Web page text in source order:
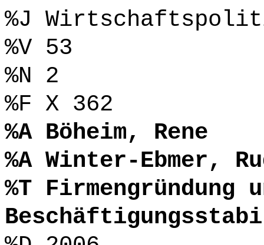
%J
%V 53
%N 2
%F X 362
%A Böheim, Rene
%A Winter-Ebmer,
%T Firmengründung